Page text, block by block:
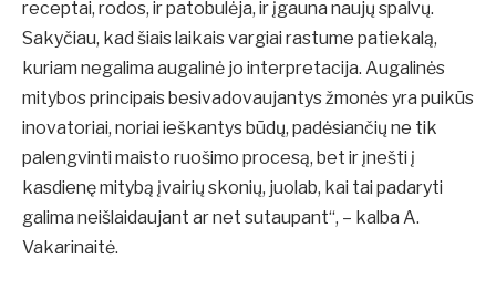
receptai, rodos, ir patobulėja, ir įgauna naujų spalvų.
Sakyčiau, kad šiais laikais vargiai rastume patiekalą,
kuriam negalima augalinė jo interpretacija. Augalinės
mitybos principais besivadovaujantys žmonės yra puikūs
inovatoriai, noriai ieškantys būdų, padėsiančių ne tik
palengvinti maisto ruošimo procesą, bet ir įnešti į
kasdienę mitybą įvairių skonių, juolab, kai tai padaryti
galima neišlaidaujant ar net sutaupant“, – kalba A.
Vakarinaitė.